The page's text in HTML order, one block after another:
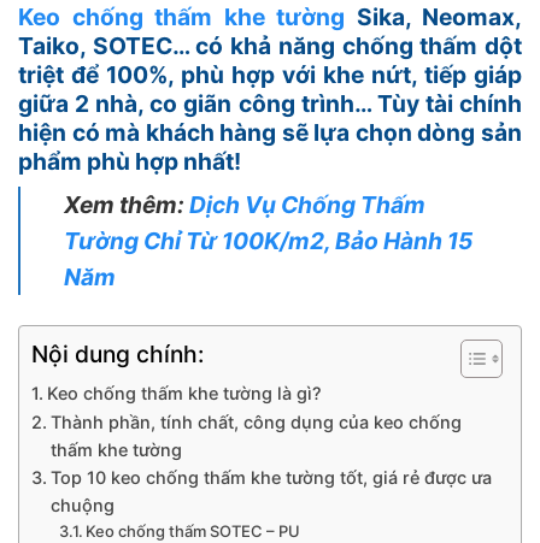
Keo chống thấm khe tường Sika, Neomax,
Taiko, SOTEC… có khả năng chống thấm dột
triệt để 100%, phù hợp với khe nứt, tiếp giáp
giữa 2 nhà, co giãn công trình… Tùy tài chính
hiện có mà khách hàng sẽ lựa chọn dòng sản
phẩm phù hợp nhất!
Xem thêm: Dịch Vụ Chống Thấm
Tường Chỉ Từ 100K/m2, Bảo Hành 15
Năm
Nội dung chính:
Keo chống thấm khe tường là gì?
Thành phần, tính chất, công dụng của keo chống
thấm khe tường
Top 10 keo chống thấm khe tường tốt, giá rẻ được ưa
chuộng
Keo chống thấm SOTEC – PU